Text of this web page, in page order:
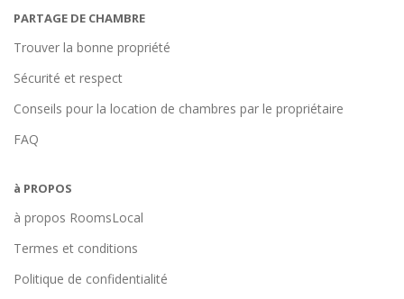
PARTAGE DE CHAMBRE
Trouver la bonne propriété
Sécurité et respect
Conseils pour la location de chambres par le propriétaire
FAQ
à PROPOS
à propos RoomsLocal
Termes et conditions
Politique de confidentialité